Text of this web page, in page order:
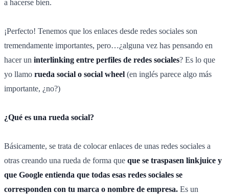
a hacerse bien.
¡Perfecto! Tenemos que los enlaces desde redes sociales son
tremendamente importantes, pero…¿alguna vez has pensando en
hacer un interlinking entre perfiles de redes sociales? Es lo que
yo llamo rueda social o social wheel (en inglés parece algo más
importante, ¿no?)
¿Qué es una rueda social?
Básicamente, se trata de colocar enlaces de unas redes sociales a
otras creando una rueda de forma que que se traspasen linkjuice y
que Google entienda que todas esas redes sociales se
corresponden con tu marca o nombre de empresa. Es un